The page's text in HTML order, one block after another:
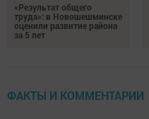
«Результат общего
труда»: в Новошешминске
оценили развитие района
за 5 лет
ФАКТЫ И КОММЕНТАРИИ